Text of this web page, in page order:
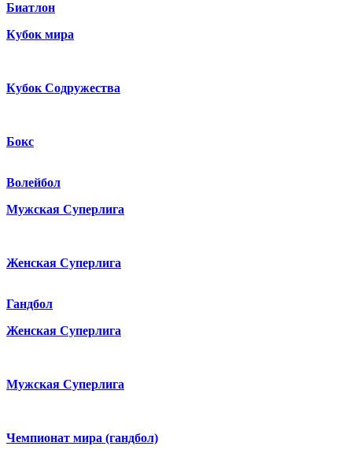
Биатлон
Кубок мира
Кубок Содружества
Бокс
Волейбол
Мужская Суперлига
Женская Суперлига
Гандбол
Женская Суперлига
Мужская Суперлига
Чемпионат мира (гандбол)